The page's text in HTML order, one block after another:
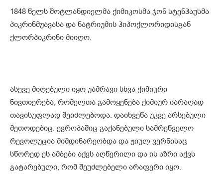
1848 წელს შოტლანდიელმა ქიმიკოსმა ჯონ სტენჰაუსმა
პიკრინმჟავასა და ნატრიუმის ჰიპოქლორიდისგან
ქლორპიკრინი მიიღო.
ასევე მიღებული იყო უამრავი სხვა ქიმიური
ნივთიერება, რომელთა გამოყენება ქიმიურ იარაღად
თავისუფლად შეიძლებოდა. დაიხვეწა უკვე არსებული
მეთოდებიც. ევროპაშიც გაქანებული სამრეწველო
რევოლუცია მიმდინარეობდა და ჟიულ ვერნისაც
სწორედ ეს ამბები აქვს აღწერილი და ის აზრი აქვს
გატარებული, რომ შეუძლებელი არაფერი იყო.